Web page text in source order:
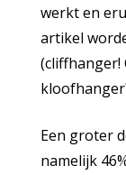
werkt en
artikel
(cliffhanger!
Een groter
namelijk